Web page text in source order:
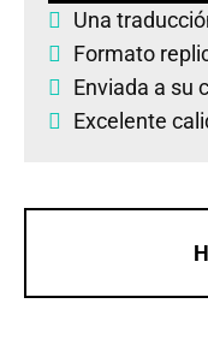
Una
Formato
Enviada a su
Excelente